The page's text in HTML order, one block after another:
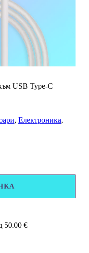
USB Type-C
, Електроника,
50.00 €